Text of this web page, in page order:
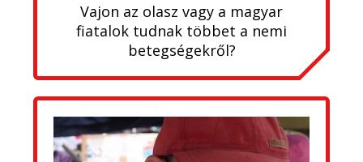
Vajon az olasz vagy a magyar
fiatalok tudnak többet a nemi
betegségekről?